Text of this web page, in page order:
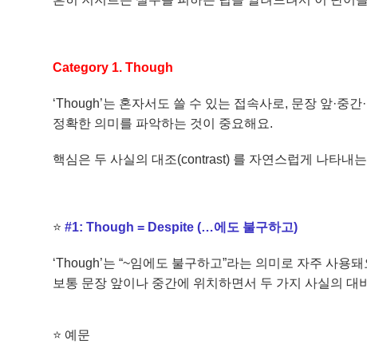
Category 1. Though
‘Though’는 혼자서도 쓸 수 있는 접속사로, 문장 앞·중
정확한 의미를 파악하는 것이 중요해요.
핵심은 두 사실의 대조(contrast) 를 자연스럽게 나타내
⭐#1: Though = Despite (…에도 불구하고)
‘Though’는 “~임에도 불구하고”라는 의미로 자주 사용돼
보통 문장 앞이나 중간에 위치하면서 두 가지 사실의 대
⭐ 예문